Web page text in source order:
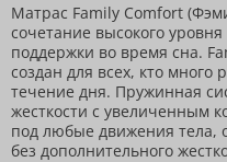
Матрас Family Comfort
сочетание высокого
поддержки во время сна.
создан для всех, кто много
течение дня. Пружинная
жесткости c увеличенным
под любые движения тела,
без дополнительного